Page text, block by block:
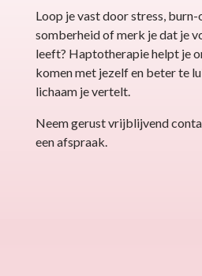
Loop je vast door stress, burn-
somberheid of merk je dat je
leeft? Haptotherapie helpt je
komen met jezelf en beter te
lichaam je vertelt.
Neem gerust vrijblijvend
een afspraak.